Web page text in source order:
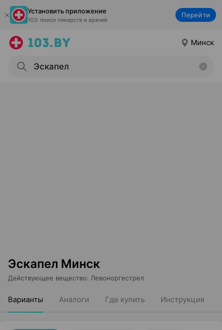
Установить приложение
103: поиск лекарств и врачей
Перейти
Минск
Эскапел Минск
Действующее вещество: Левоноргестрел
Варианты Аналоги Где купить Инструкция